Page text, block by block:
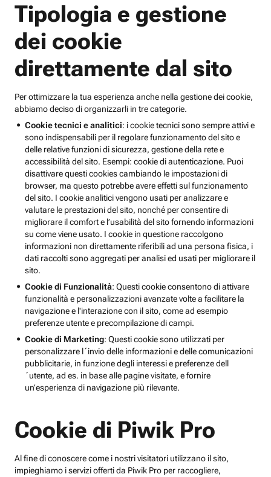
Tipologia e gestione
dei cookie
direttamente dal sito
Per ottimizzare la tua esperienza anche nella gestione dei cookie,
abbiamo deciso di organizzarli in tre categorie.
Cookie tecnici e analitici: i cookie tecnici sono sempre attivi e
sono indispensabili per il regolare funzionamento del sito e
delle relative funzioni di sicurezza, gestione della rete e
accessibilità del sito. Esempi: cookie di autenticazione. Puoi
disattivare questi cookies cambiando le impostazioni di
browser, ma questo potrebbe avere effetti sul funzionamento
del sito. I cookie analitici vengono usati per analizzare e
valutare le prestazioni del sito, nonché per consentire di
migliorare il comfort e l’usabilità del sito fornendo informazioni
su come viene usato. I cookie in questione raccolgono
informazioni non direttamente riferibili ad una persona fisica, i
dati raccolti sono aggregati per analisi ed usati per migliorare il
sito.
Cookie di Funzionalità: Questi cookie consentono di attivare
funzionalità e personalizzazioni avanzate volte a facilitare la
navigazione e l'interazione con il sito, come ad esempio
preferenze utente e precompilazione di campi.
Cookie di Marketing: Questi cookie sono utilizzati per
personalizzare l´invio delle informazioni e delle comunicazioni
pubblicitarie, in funzione degli interessi e preferenze dell
´utente, ad es. in base alle pagine visitate, e fornire
un’esperienza di navigazione più rilevante.
Cookie di Piwik Pro
Al fine di conoscere come i nostri visitatori utilizzano il sito,
impieghiamo i servizi offerti da Piwik Pro per raccogliere,